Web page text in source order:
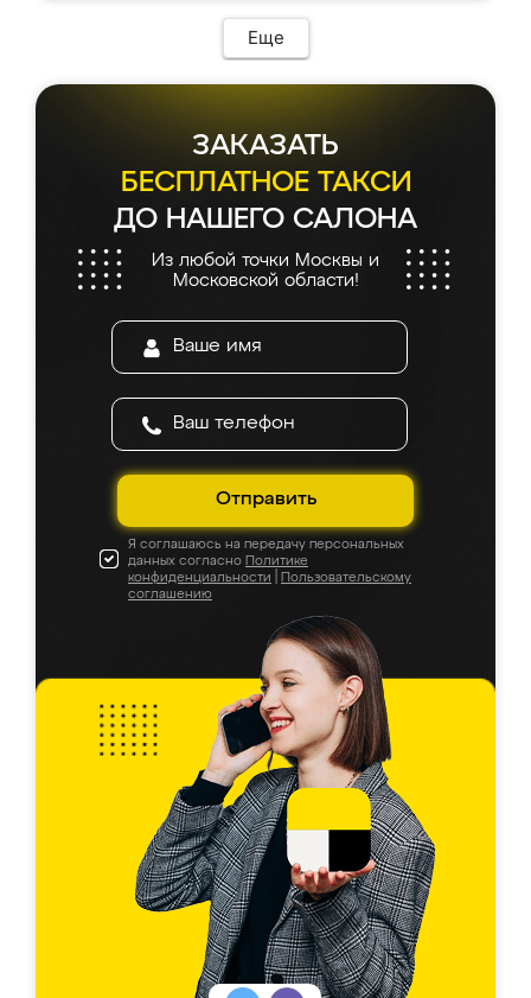
Еще
ЗАКАЗАТЬ
БЕСПЛАТНОЕ ТАКСИ
ДО НАШЕГО САЛОНА
Из любой точки Москвы и
Московской области!
Отправить
Я соглашаюсь на передачу персональных
данных согласно Политике
конфиденциальности
Пользовательскому
соглашению